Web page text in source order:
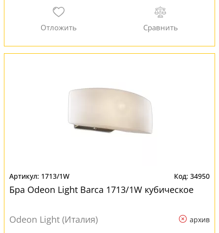
1713/1W 34950
Бра Odeon Light Barca 1713/1W кубическое
Odeon Light (Италия) архив